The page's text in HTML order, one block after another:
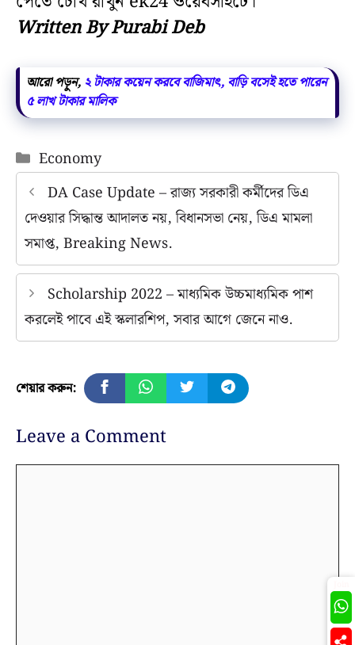
Written By Purabi Deb
আরো পড়ুন, ২ টাকার কয়েন করবে বাজিমাৎ, বাড়ি বসেই হতে পারেন
৫ লাখ টাকার মালিক
Categories
Economy
DA Case Update – রাজ্য সরকারী কর্মীদের ডিএ
দেওয়ার সিদ্ধান্ত আদালত নয়, বিধানসভা নেয়, ডিএ মামলা
সমাপ্ত, Breaking News.
Scholarship 2022 – মাধ্যমিক উচ্চমাধ্যমিক পাশ
করলেই পাবে এই স্কলারশিপ, সবার আগে জেনে নাও.
শেয়ার করুন:
Leave a Comment